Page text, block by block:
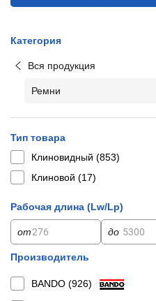
Категория
Вся продукция
Ремни
Тип товара
Клиновидный (853)
Клиновой (17)
Рабочая длина (Lw/Lp)
от до
Производитель
BANDO (926)